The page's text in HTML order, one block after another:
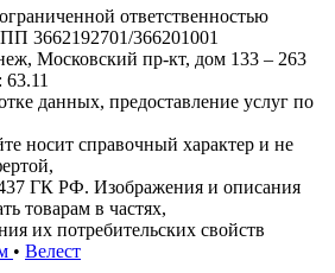
ответственностью
3662192701/366201001
Московский пр-кт, дом 133 – 263
данных, предоставление услуг по
носит справочный характер и не
ГК РФ. Изображения и описания
товарам в частях,
их потребительских свойств
• Велест